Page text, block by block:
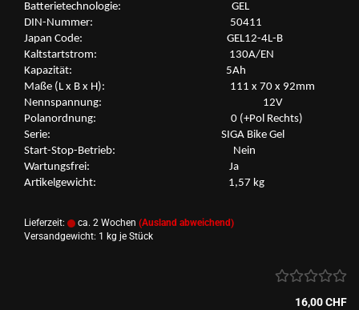
Bat­te­rie­tech­no­lo­gie: GEL
DIN-​Nummer: 50411
Japan Code: GEL12-​4L-B
Kalt­start­strom: 130A/EN
Ka­pa­zi­tät: 5Ah
Maße (L x B x H): 111 x 70 x 92mm
Nenn­span­nung: 12V
Po­l­an­ord­nung: 0 (+Pol Rechts)
Serie: SIGA Bike Gel
Start-​Stop-Betrieb: Nein
War­tungs­frei: Ja
Ar­ti­kel­ge­wicht: 1,57 kg
Lieferzeit: ca. 2 Wochen (Ausland abweichend)
Versandgewicht: 1 kg je Stück
16,00 CHF